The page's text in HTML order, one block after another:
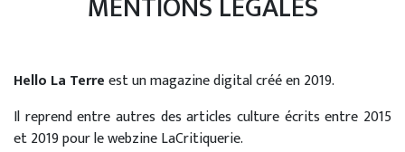
PORTFOLIO
Hello La Terreest un magazine digital créé en 2019.
Il reprend entre autres des articles culture écrits entre 2015
et 2019 pour le webzine LaCritiquerie.